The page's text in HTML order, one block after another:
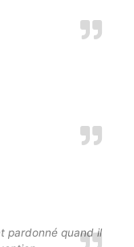
pardonné quand il